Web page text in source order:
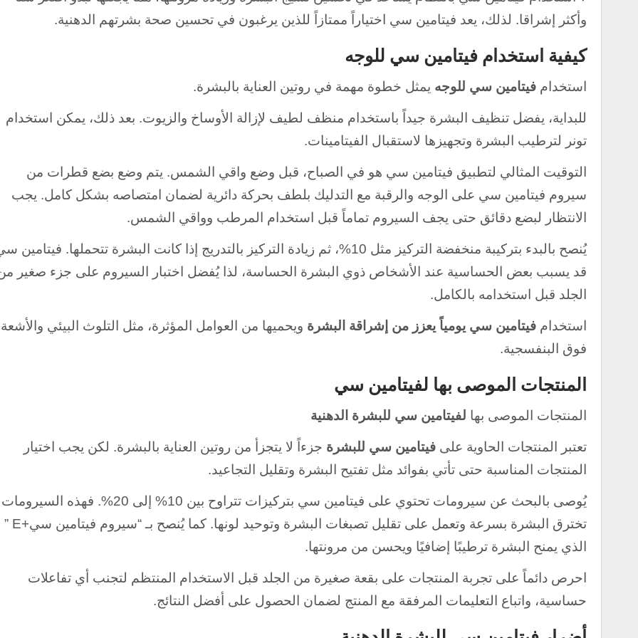
وأكثر إشراقا. لذلك، يعد فيتامين سي اختياراً ممتازاً للذين يرغبون في تحسين صحة بشرتهم الدهنية.
كيفية استخدام فيتامين سي للوجه
استخدام فيتامين سي للوجه يمثل خطوة مهمة في روتين العناية بالبشرة.
للبداية، يفضل تنظيف البشرة جيداً باستخدام منظف لطيف لإزالة الأوساخ والزيوت. بعد ذلك، يمكن استخدام
تونر لترطيب البشرة وتجهيزها لاستقبال الفيتامينات.
التوقيت المثالي لتطبيق فيتامين سي هو في الصباح، قبل وضع واقي الشمس. يتم وضع بضع قطرات من
سيروم فيتامين سي على الوجه والرقبة مع التدليك بلطف بحركة دائرية لضمان امتصاصه بشكل كامل. يجب
الانتظار لبضع دقائق حتى يجف السيروم تماماً قبل استخدام المرطب وواقي الشمس.
يُنصح بالبدء بتركيبة منخفضة التركيز مثل 10%، ثم زيادة التركيز بالتدريج إذا كانت البشرة تتحملها. فيتامين
قد يسبب بعض الحساسية عند الأشخاص ذوي البشرة الحساسة، لذا يُفضل اختبار السيروم على جزء صغير
الجلد قبل استخدامه بالكامل.
استخدام فيتامين سي يومياً يعزز من إشراقة البشرة ويحميها من العوامل المؤثرة، مثل التلوث البيئي والأشعة
فوق البنفسجية.
المنتجات الموصى بها لفيتامين سي
المنتجات الموصى بها لفيتامين سي للبشرة الدهنية
تعتبر المنتجات الحاوية على فيتامين سي للبشرة جزءاً لا يتجزأ من روتين العناية بالبشرة. لكن يجب اختيار
المنتجات المناسبة حتى تأتي بفوائد مثل تفتيح البشرة وتقليل التجاعيد.
يُوصى بالبحث عن سيرومات تحتوي على فيتامين سي بتركيزات تتراوح بين 10% إلى 20%. فهذه السيرومات
تخترق البشرة بسرعة وتعمل على تقليل تصبغات البشرة وتوحيد لونها. كما يُنصح بـ “سيروم فيتامين سي+E ”
الذي يمنح البشرة ترطيبًا إضافيًا ويحسن من مرونتها.
احرص دائماً على تجربة المنتجات على بقعة صغيرة من الجلد قبل الاستخدام المنتظم لتجنب أي تفاعلات
حساسية، واتباع التعليمات المرفقة مع المنتج لضمان الحصول على أفضل النتائج.